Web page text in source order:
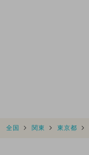
全国 関東 東京都